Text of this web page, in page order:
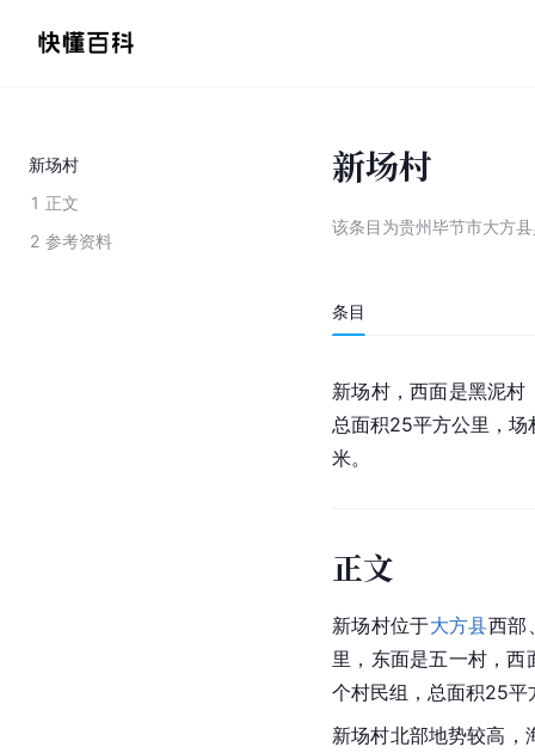
新场村
1 正文
2 参考资料
新场村
该条目为贵州毕节市大方
条目
新场村，西面是黑泥村
总面积25平方公里，
米。
正文
新场村位于大方县西部
里，东面是五一村，
个村民组，总面积25平
新场村北部地势较高